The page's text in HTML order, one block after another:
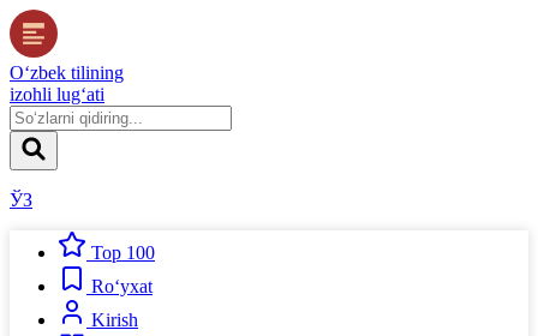
O‘zbek tilining
izohli lug‘ati
ЎЗ
Top 100
Ro‘yxat
Kirish